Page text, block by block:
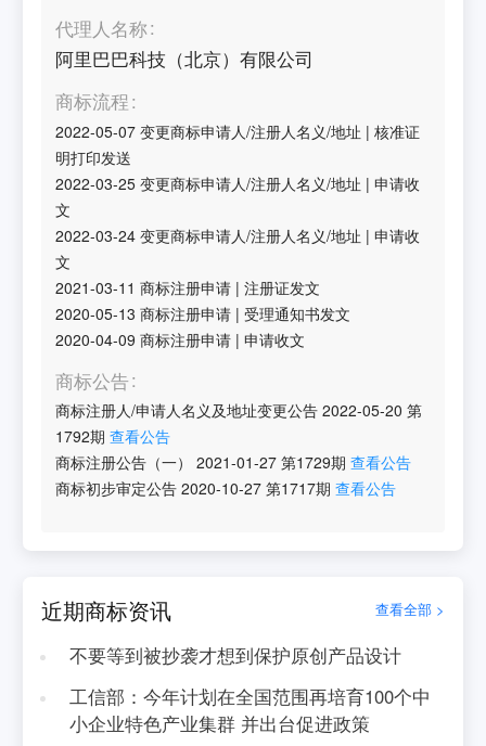
代理人名称
阿里巴巴科技（北京）有限公司
商标流程
2022-05-07 变更商标申请人/注册人名义/地址 |核准证
明打印发送
2022-03-25 变更商标申请人/注册人名义/地址 |申请收
文
2022-03-24 变更商标申请人/注册人名义/地址 |申请收
文
2021-03-11 商标注册申请 |注册证发文
2020-05-13 商标注册申请 |受理通知书发文
2020-04-09 商标注册申请 |申请收文
商标公告
商标注册人/申请人名义及地址变更公告 2022-05-20 第
1792期 查看公告
商标注册公告（一）
2021-01-27 第1729期 查看公告
商标初步审定公告 2020-10-27 第1717期 查看公告
近期商标资讯 查看全部 >
不要等到被抄袭才想到保护原创产品设计
工信部：今年计划在全国范围再培育100个中
小企业特色产业集群 并出台促进政策